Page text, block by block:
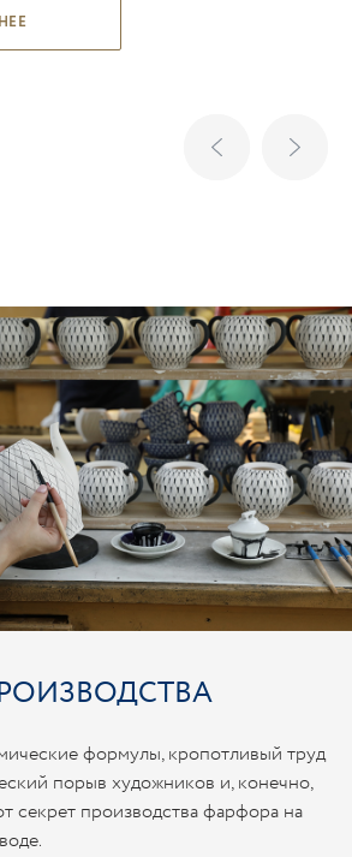
формулы, кропотливый труд
порыв художников и, конечно,
секрет производства фарфора на